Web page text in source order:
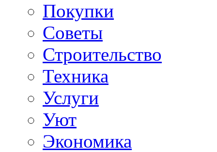
Покупки
Советы
Строительство
Техника
Услуги
Уют
Экономика